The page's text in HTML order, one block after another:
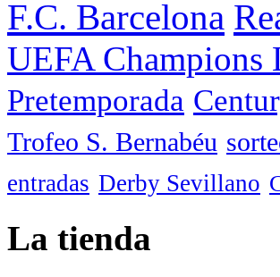
F.C. Barcelona
UEFA Champions
Pretemporada
Trofeo S. Bernabéu
entradas Derby Sevillano
La tienda